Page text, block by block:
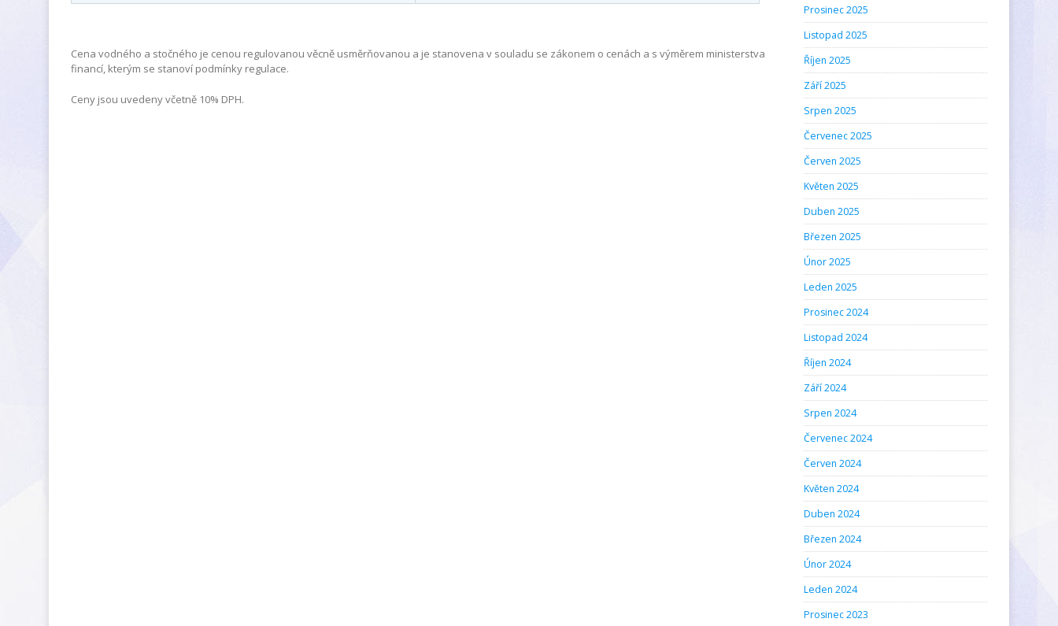
Cena vodného a stočného je cenou regulovanou věcně usměrňovanou a je stanovena v souladu se zákonem o cenách a s výměrem ministerstva
financí, kterým se stanoví podmínky regulace.
Ceny jsou uvedeny včetně 10% DPH.
Prosinec 2025
Listopad 2025
Říjen 2025
Září 2025
Srpen 2025
Červenec 2025
Červen 2025
Květen 2025
Duben 2025
Březen 2025
Únor 2025
Leden 2025
Prosinec 2024
Listopad 2024
Říjen 2024
Září 2024
Srpen 2024
Červenec 2024
Červen 2024
Květen 2024
Duben 2024
Březen 2024
Únor 2024
Leden 2024
Prosinec 2023